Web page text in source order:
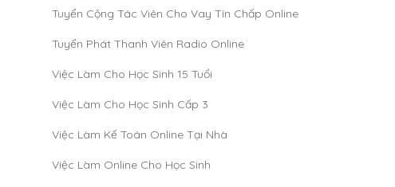
Tuyển Cộng Tác Viên Cho Vay Tín Chấp Online
Tuyển Phát Thanh Viên Radio Online
Việc Làm Cho Học Sinh 15 Tuổi
Việc Làm Cho Học Sinh Cấp 3
Việc Làm Kế Toán Online Tại Nhà
Việc Làm Online Cho Học Sinh